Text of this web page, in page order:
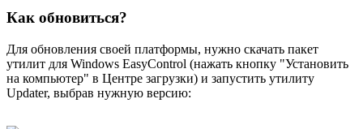
Как обновиться?
Для обновления своей платформы, нужно скачать пакет
утилит для Windows EasyControl (нажать кнопку "Установить
на компьютер" в Центре загрузки) и запустить утилиту
Updater, выбрав нужную версию: